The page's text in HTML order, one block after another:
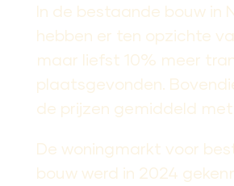
In de bestaande bouw in
hebben er ten opzichte
maar liefst 10% meer
plaatsgevonden.
de prijzen gemiddeld met
De woningmarkt voor
bouw werd in 2024